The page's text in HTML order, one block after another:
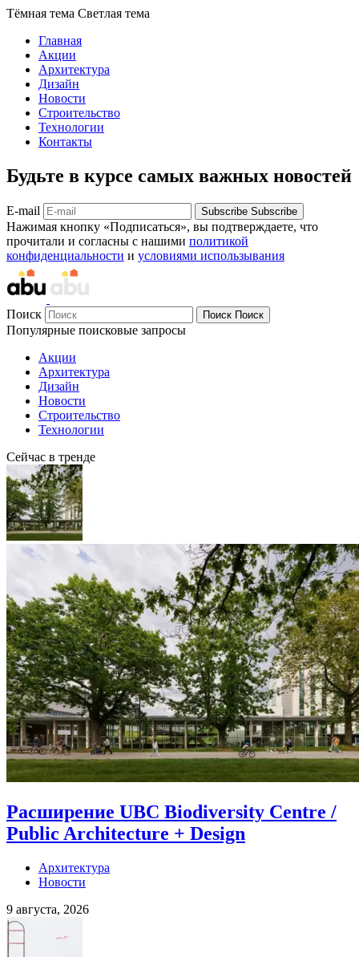
Тёмная тема Светлая тема
Главная
Акции
Архитектура
Дизайн
Новости
Строительство
Технологии
Контакты
Будьте в курсе самых важных новостей
E-mail Subscribe Subscribe
Нажимая кнопку «Подписаться», вы подтверждаете, что
прочитали и согласны с нашими политикой
конфиденциальности и условиями использывания
Поиск Поиск Поиск
Популярные поисковые запросы
Акции
Архитектура
Дизайн
Новости
Строительство
Технологии
Сейчас в тренде
Расширение UBC Biodiversity Centre /
Public Architecture + Design
Архитектура
Новости
9 августа, 2026